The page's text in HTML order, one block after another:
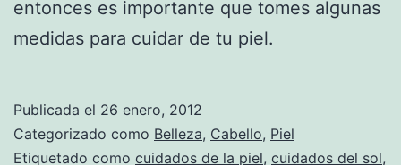
entonces es importante que tomes algunas
medidas para cuidar de tu piel.
Publicada el 26 enero, 2012
Categorizado como Belleza, Cabello, Piel
Etiquetado como cuidados de la piel, cuidados del sol,